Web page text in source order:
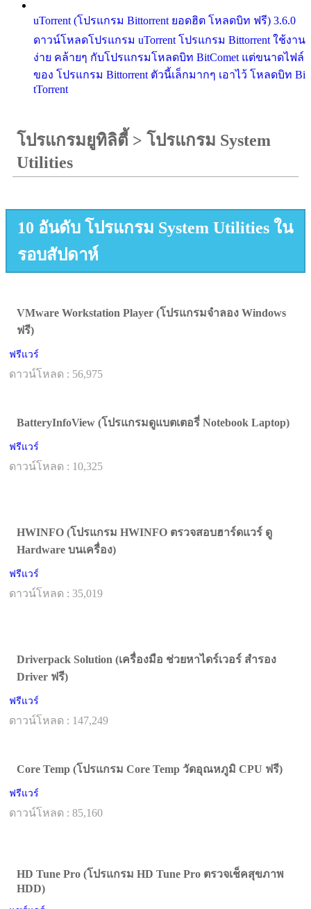
uTorrent (โปรแกรม Bittorrent ยอดฮิต โหลดบิท ฟรี) 3.6.0
ดาวน์โหลดโปรแกรม uTorrent โปรแกรม Bittorrent ใช้งาน
ง่าย คล้ายๆ กับโปรแกรมโหลดบิท BitComet แต่ขนาดไฟล์
ของ โปรแกรม Bittorrent ตัวนี้เล็กมากๆ เอาไว้ โหลดบิท Bi
tTorrent
โปรแกรมยูทิลิตี้ > โปรแกรม System
Utilities
10 อันดับ โปรแกรม System Utilities ใน
รอบสัปดาห์
VMware Workstation Player (โปรแกรมจำลอง Windows
ฟรี)
ฟรีแวร์
ดาวน์โหลด : 56,975
BatteryInfoView (โปรแกรมดูแบตเตอรี่ Notebook Laptop)
ฟรีแวร์
ดาวน์โหลด : 10,325
HWINFO (โปรแกรม HWINFO ตรวจสอบฮาร์ดแวร์ ดู
Hardware บนเครื่อง)
ฟรีแวร์
ดาวน์โหลด : 35,019
Driverpack Solution (เครื่องมือ ช่วยหาไดร์เวอร์ สำรอง
Driver ฟรี)
ฟรีแวร์
ดาวน์โหลด : 147,249
Core Temp (โปรแกรม Core Temp วัดอุณหภูมิ CPU ฟรี)
ฟรีแวร์
ดาวน์โหลด : 85,160
HD Tune Pro (โปรแกรม HD Tune Pro ตรวจเช็คสุขภาพ
HDD)